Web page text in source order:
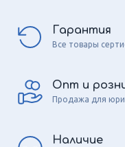
Гарантия
Все товары
Опт и
Продажа для
Наличие